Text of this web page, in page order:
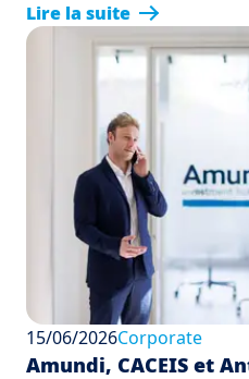
Lire la suite
15/06/2026Corporate
Amundi, CACEIS et